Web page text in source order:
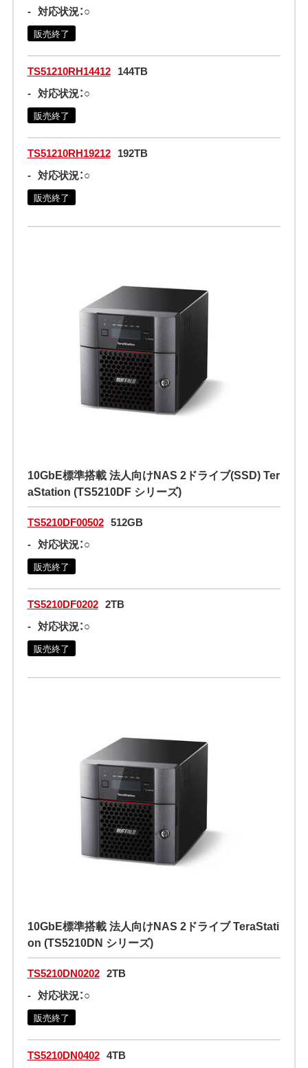
- 対応状況：○
販売終了
TS51210RH14412 144TB
- 対応状況：○
販売終了
TS51210RH19212 192TB
- 対応状況：○
販売終了
10GbE標準搭載 法人向けNAS 2ドライブ(SSD) Ter
aStation (TS5210DF シリーズ)
TS5210DF00502 512GB
- 対応状況：○
販売終了
TS5210DF0202 2TB
- 対応状況：○
販売終了
10GbE標準搭載 法人向けNAS 2ドライブ TeraStati
on (TS5210DN シリーズ)
TS5210DN0202 2TB
- 対応状況：○
販売終了
TS5210DN0402 4TB